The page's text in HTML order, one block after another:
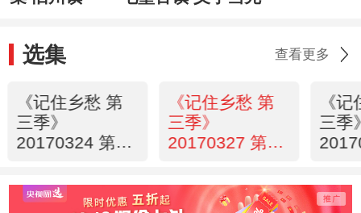
选集 查看更多
《记住乡愁 第
三季》
20170324 第五
——滇中古镇
为而不争
《记住乡愁 第
三季》
20170327 第五
——屯堡古镇
义字当先
《
三季
——